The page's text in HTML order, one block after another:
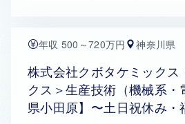
年収 500～720万円 神奈川県
株式会社クボタケミックス
クス＞生産技術（機械系・
県小田原】〜土日祝休み・